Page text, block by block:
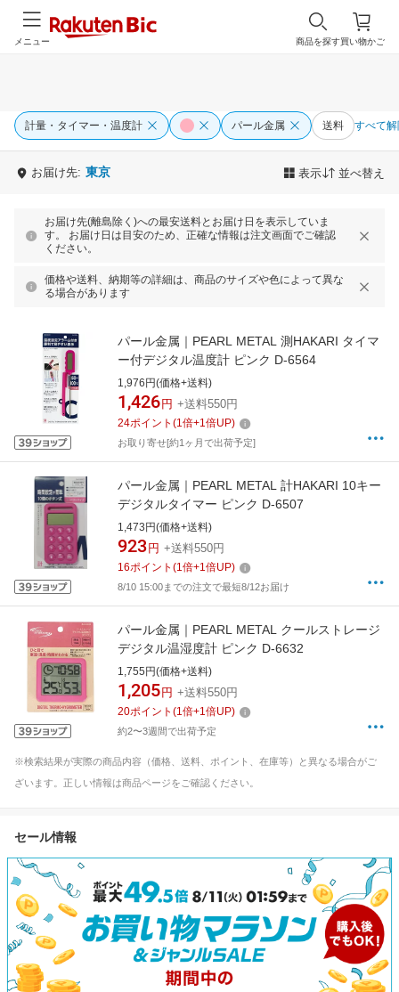
買い物かご
商品を探す
メニュー
計量・タイマー・温度計 パール金属 送料 すべて
お届け先: 東京 表示 並べ替え
お届け先(離島除く)への最安送料とお届け日を表示していま
す。 お届け日は目安のため、正確な情報は注文画面でご確認
ください。
価格や送料、納期等の詳細は、商品のサイズや色によって異な
る場合があります
パール金属｜PEARL METAL 測HAKARI タイマ
ー付デジタル温度計 ピンク D-6564
1,976円(価格+送料)
1,426 円 +送料550円
24ポイント (1倍+1倍UP)
お取り寄せ[約1ヶ月で出荷予定]
パール金属｜PEARL METAL 計HAKARI 10キー
デジタルタイマー ピンク D-6507
1,473円(価格+送料)
923 円 +送料550円
16ポイント (1倍+1倍UP)
8/10 15:00までの注文で最短8/12お届け
パール金属｜PEARL METAL クールストレージ
デジタル温湿度計 ピンク D-6632
1,755円(価格+送料)
1,205 円 +送料550円
20ポイント (1倍+1倍UP)
約2〜3週間で出荷予定
※検索結果が実際の商品内容（価格、送料、ポイント、在庫等）と異なる場合がご
ざいます。正しい情報は商品ページをご確認ください。
セール情報